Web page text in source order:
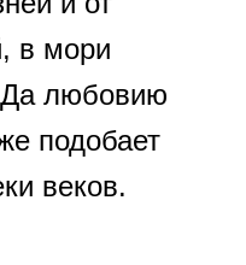
в мори
Да любовию
подобает
веков.